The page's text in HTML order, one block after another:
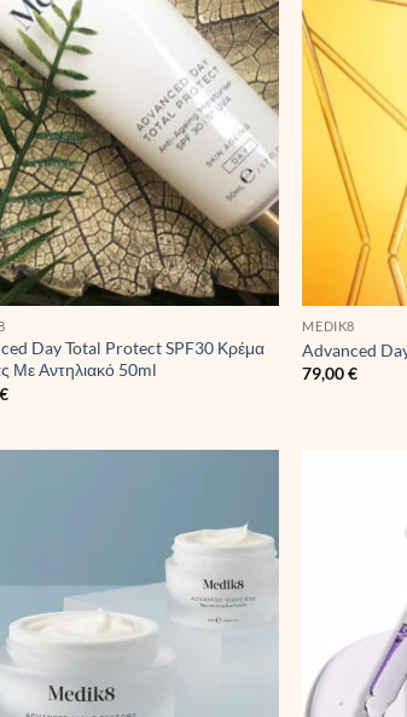
Day Total Protect SPF30 Κρέμα
Με Αντηλιακό 50ml
€
MEDIK8
Advanced
79,00€